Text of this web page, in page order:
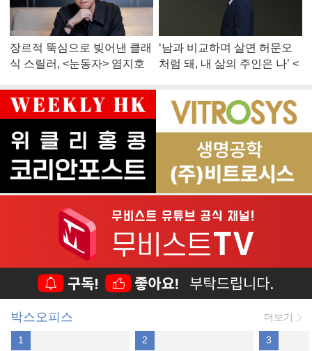
장르적 뚝심으로 빚어낸 클래
식 스릴러, <눈동자> 염지호
‘남과 비교하며 살면 허문오
처럼 돼, 내 삶의 주인은 나’ <
박스오피스 더보기
1 2 3